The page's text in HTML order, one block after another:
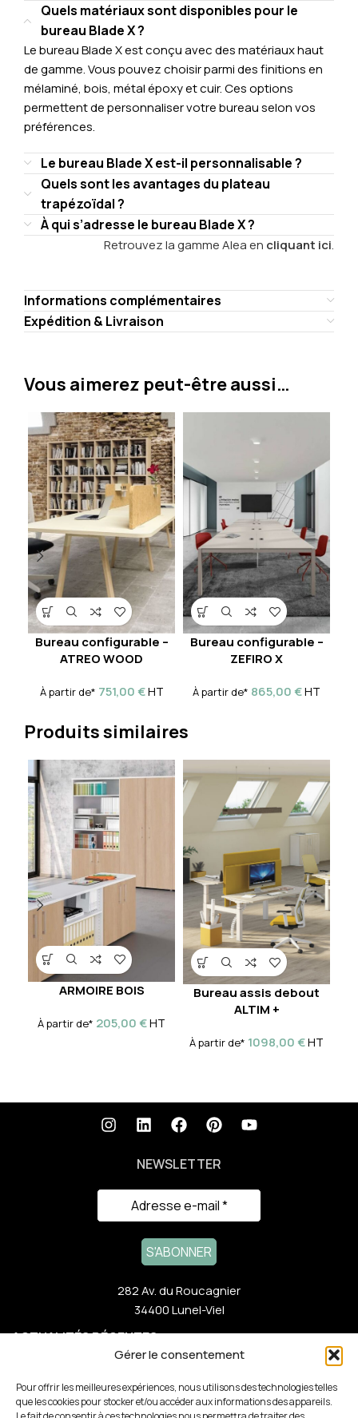
Gérer le consentement
Pour offrir les meilleures expériences, nous utilisons des technologies telles
que les cookies pour stocker et/ou accéder aux informations des appareils.
Quels matériaux sont disponibles pour le
bureau Blade X ?
Le bureau Blade X est conçu avec des matériaux haut
de gamme. Vous pouvez choisir parmi des finitions en
mélaminé, bois, métal époxy et cuir. Ces options
permettent de personnaliser votre bureau selon vos
préférences.
Le bureau Blade X est-il personnalisable ?
Quels sont les avantages du plateau
trapézoïdal ?
À qui s’adresse le bureau Blade X ?
Retrouvez la gamme Alea en cliquant ici.
Informations complémentaires
Expédition & Livraison
Vous aimerez peut-être aussi…
Bureau configurable –
ATREO WOOD
À partir de* 751,00€HT
Bureau configurable –
ZEFIRO X
À partir de* 865,00€HT
Produits similaires
ARMOIRE BOIS
À partir de* 205,00€HT
Bureau assis debout
ALTIM +
À partir de* 1098,00€HT
NEWSLETTER
282 Av. du Roucagnier
34400 Lunel-Viel
ACTUALITÉS RÉCENTES
NOTRE GAMME